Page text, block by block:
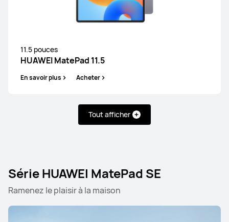
11.5 pouces
HUAWEI MatePad 11.5
En savoir plus Acheter
Tout afficher
Série HUAWEI MatePad SE
Ramenez le plaisir à la maison